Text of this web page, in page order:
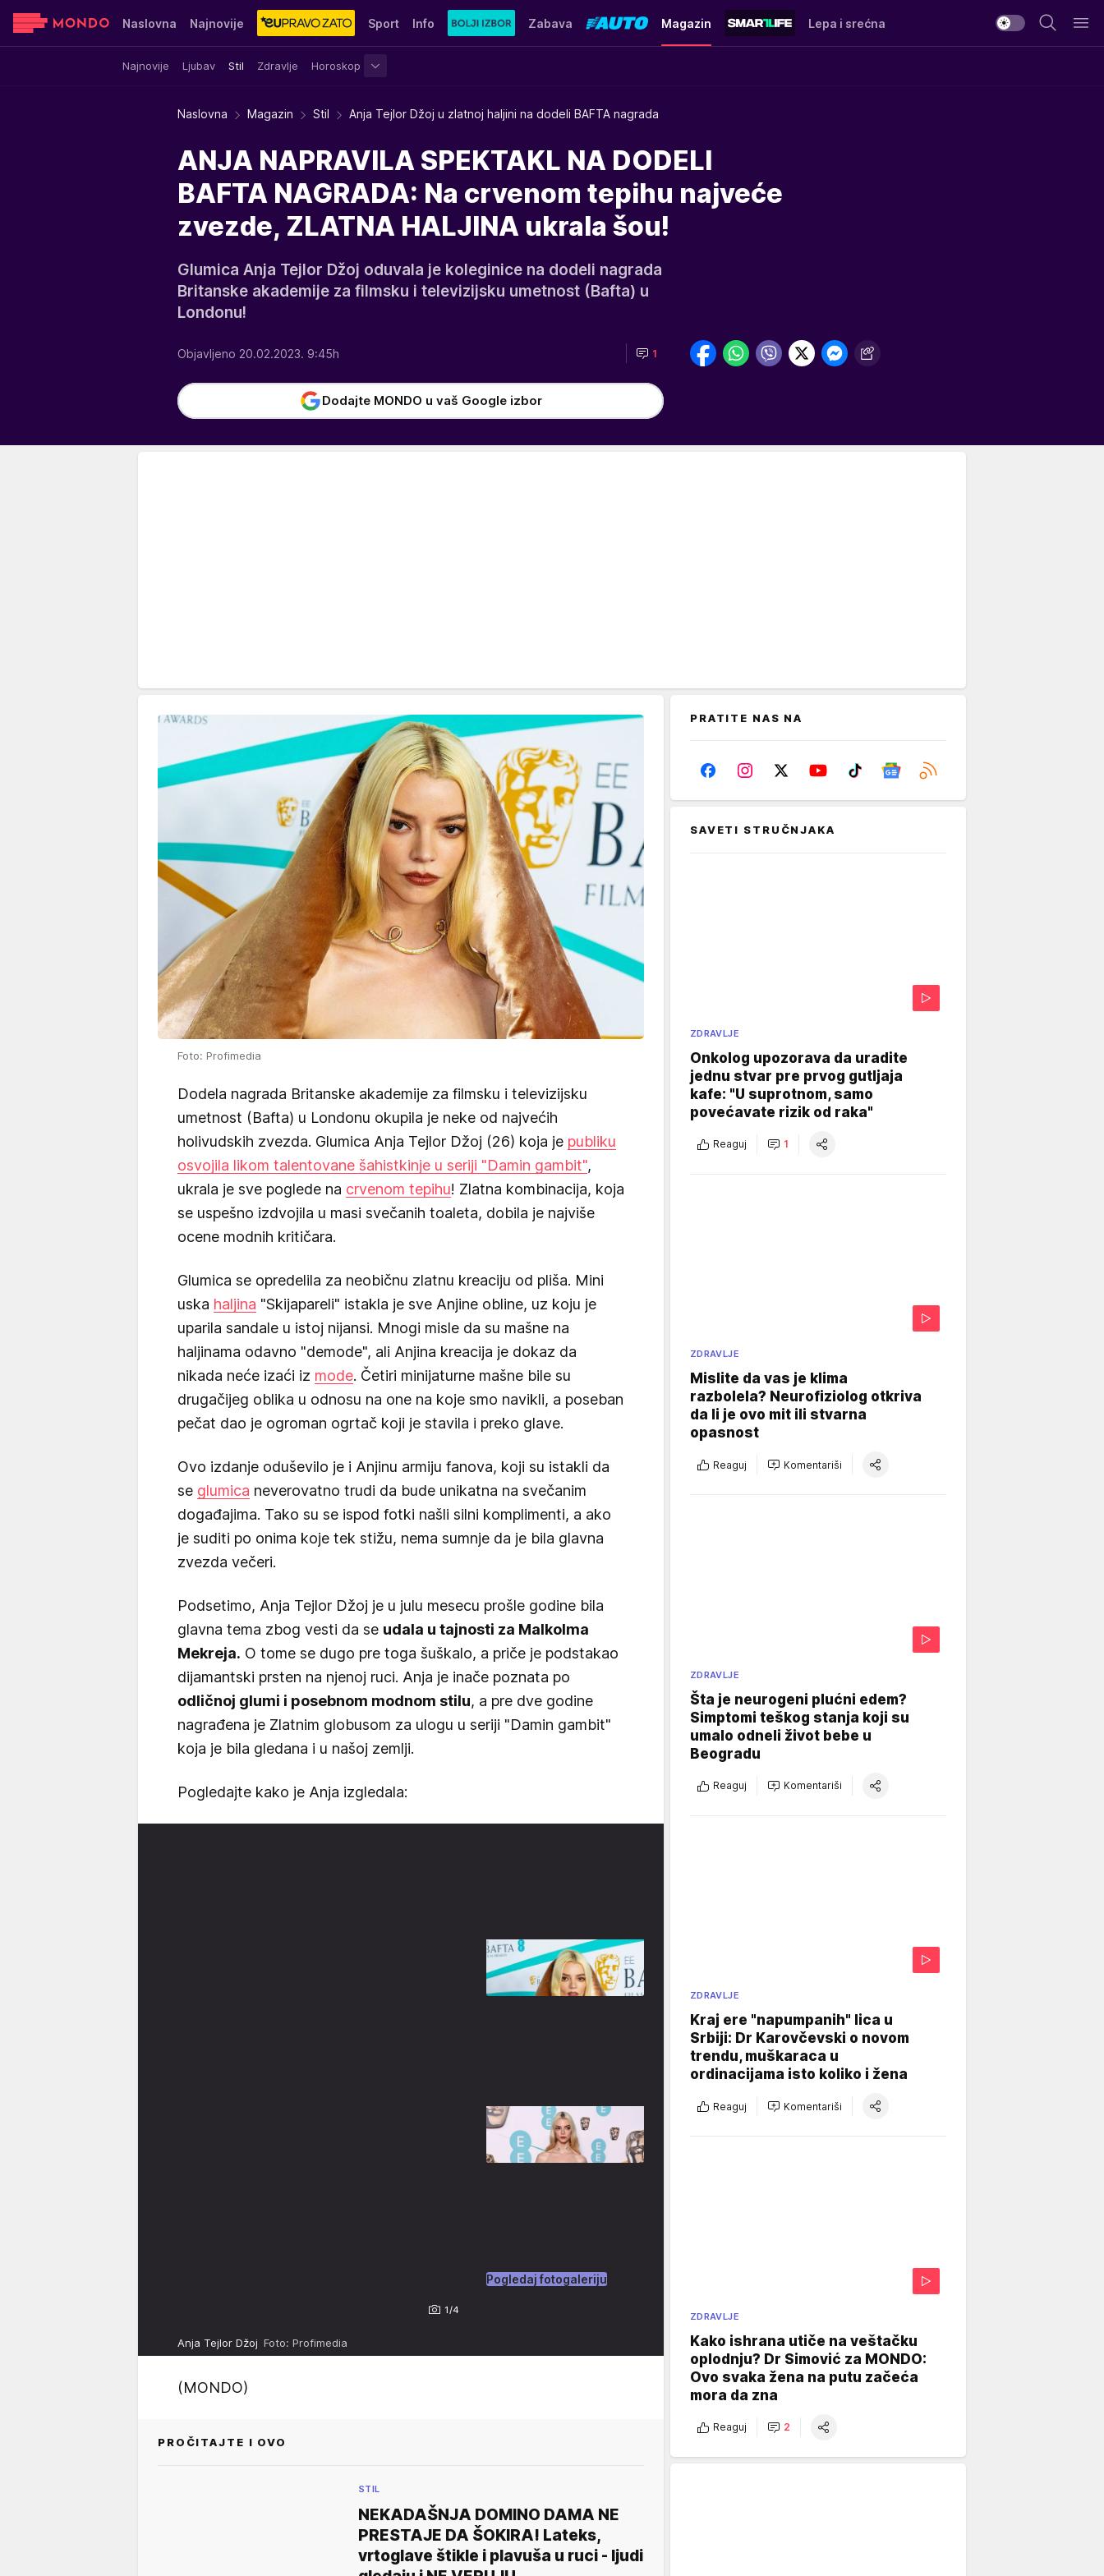
Naslovna Najnovije Sport Info Zabava Magazin
Najnovije Ljubav Stil Zdravlje Horoskop
Lepa i srećna
Sensa Stvar ukusa Yumama
Naslovna Magazin Stil Anja Tejlor Džoj u zlatnoj haljini na dodeli BAFTA nagrada
ANJA NAPRAVILA SPEKTAKL NA DODELI
BAFTA NAGRADA: Na crvenom tepihu najveće
zvezde, ZLATNA HALJINA ukrala šou!
Glumica Anja Tejlor Džoj oduvala je koleginice na dodeli nagrada
Britanske akademije za filmsku i televizijsku umetnost (Bafta) u
Londonu!
Objavljeno 20.02.2023. 9:45h 1
Dodajte MONDO u vaš Google izbor
Foto: Profimedia
Dodela nagrada Britanske akademije za filmsku i televizijsku
umetnost (Bafta) u Londonu okupila je neke od najvećih
holivudskih zvezda. Glumica Anja Tejlor Džoj (26) koja je publiku
osvojila likom talentovane šahistkinje u seriji "Damin gambit",
ukrala je sve poglede na crvenom tepihu! Zlatna kombinacija, koja
se uspešno izdvojila u masi svečanih toaleta, dobila je najviše
ocene modnih kritičara.
Glumica se opredelila za neobičnu zlatnu kreaciju od pliša. Mini
uska haljina "Skijapareli" istakla je sve Anjine obline, uz koju je
uparila sandale u istoj nijansi. Mnogi misle da su mašne na
haljinama odavno "demode", ali Anjina kreacija je dokaz da
nikada neće izaći iz mode. Četiri minijaturne mašne bile su
drugačijeg oblika u odnosu na one na koje smo navikli, a poseban
pečat dao je ogroman ogrtač koji je stavila i preko glave.
Ovo izdanje oduševilo je i Anjinu armiju fanova, koji su istakli da
se glumica neverovatno trudi da bude unikatna na svečanim
događajima. Tako su se ispod fotki našli silni komplimenti, a ako
je suditi po onima koje tek stižu, nema sumnje da je bila glavna
zvezda večeri.
Podsetimo, Anja Tejlor Džoj je u julu mesecu prošle godine bila
glavna tema zbog vesti da se udala u tajnosti za Malkolma
Mekreja. O tome se dugo pre toga šuškalo, a priče je podstakao
dijamantski prsten na njenoj ruci. Anja je inače poznata po
odličnoj glumi i posebnom modnom stilu, a pre dve godine
nagrađena je Zlatnim globusom za ulogu u seriji "Damin gambit"
koja je bila gledana i u našoj zemlji.
Pogledajte kako je Anja izgledala:
1/4
Pogledaj fotogaleriju
Anja Tejlor Džoj Foto: Profimedia
(MONDO)
PROČITAJTE I OVO
STIL
NEKADAŠNJA DOMINO DAMA NE
PRESTAJE DA ŠOKIRA! Lateks,
vrtoglave štikle i plavuša u ruci - ljudi
PRATITE NAS NA
SAVETI STRUČNJAKA
ZDRAVLJE
Onkolog upozorava da uradite
jednu stvar pre prvog gutljaja
kafe: "U suprotnom, samo
povećavate rizik od raka"
Reaguj 1
ZDRAVLJE
Mislite da vas je klima
razbolela? Neurofiziolog otkriva
da li je ovo mit ili stvarna
opasnost
Reaguj Komentariši
ZDRAVLJE
Šta je neurogeni plućni edem?
Simptomi teškog stanja koji su
umalo odneli život bebe u
Beogradu
Reaguj Komentariši
ZDRAVLJE
Kraj ere "napumpanih" lica u
Srbiji: Dr Karovčevski o novom
trendu, muškaraca u
ordinacijama isto koliko i žena
Reaguj Komentariši
ZDRAVLJE
Kako ishrana utiče na veštačku
oplodnju? Dr Simović za MONDO:
Ovo svaka žena na putu začeća
mora da zna
Reaguj 2